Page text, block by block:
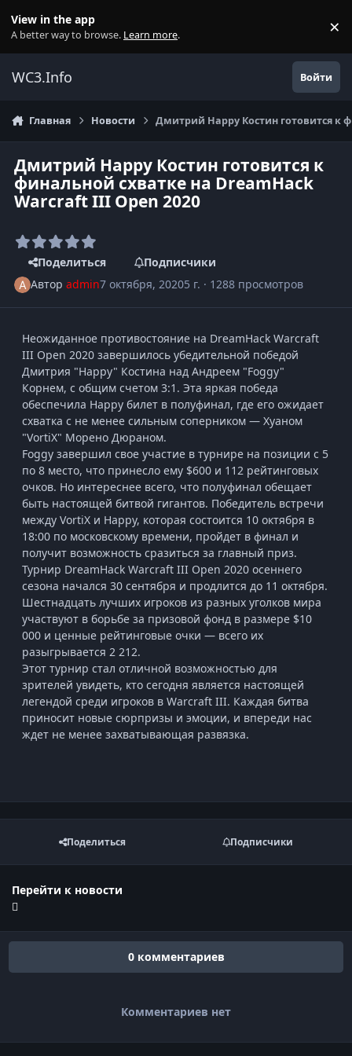
View in the app
A better way to browse. Learn more. ×
WC3.Info Войти
Главная Новости Дмитрий Happy Костин готовится к
Дмитрий Happy Костин готовится к
финальной схватке на DreamHack
Warcraft III Open 2020
Поделиться
Подписчики
Авторadmin7 октября, 20205 г. · 1288 просмотров
Неожиданное противостояние на DreamHack Warcraft
III Open 2020 завершилось убедительной победой
Дмитрия "Happy" Костина над Андреем "Foggy"
Корнем, с общим счетом 3:1. Эта яркая победа
обеспечила Happy билет в полуфинал, где его ожидает
схватка с не менее сильным соперником — Хуаном
"VortiX" Морено Дюраном.
Foggy завершил свое участие в турнире на позиции с 5
по 8 место, что принесло ему $600 и 112 рейтинговых
очков. Но интереснее всего, что полуфинал обещает
быть настоящей битвой гигантов. Победитель встречи
между VortiX и Happy, которая состоится 10 октября в
18:00 по московскому времени, пройдет в финал и
получит возможность сразиться за главный приз.
Турнир DreamHack Warcraft III Open 2020 осеннего
сезона начался 30 сентября и продлится до 11 октября.
Шестнадцать лучших игроков из разных уголков мира
участвуют в борьбе за призовой фонд в размере $10
000 и ценные рейтинговые очки — всего их
разыгрывается 2 212.
Этот турнир стал отличной возможностью для
зрителей увидеть, кто сегодня является настоящей
легендой среди игроков в Warcraft III. Каждая битва
приносит новые сюрпризы и эмоции, и впереди нас
ждет не менее захватывающая развязка.
Поделиться Подписчики
Перейти к новости
0 комментариев
Комментариев нет